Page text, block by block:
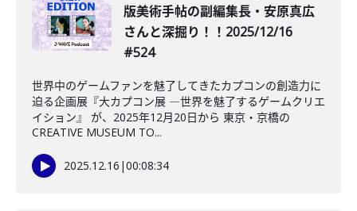
版美術手帖の副編集長・安原真広
さんと深掘り！！2025/12/16
#524
世界中のゲームファンを魅了してきたカプコンの創造力に
迫る企画展『大カプコン展 ―世界を魅了するゲームクリエ
イション』 が、2025年12月20日から 東京・京橋の
CREATIVE MUSEUM TO...
2025.12.16 |00:08:34